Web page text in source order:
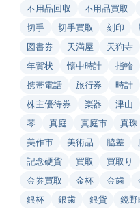
不用品回収
不用品買取
切手
切手買取 刻印
図書券
天満屋 天狗寺
年賀状
懐中時計 指輪
携帯電話
旅行券 時計
株主優待券
楽器 津山
琴
真庭 真庭市 真珠
美作市
美術品 脇差
記念硬貨
買取 買取り
金券買取
金杯 金歯
銀杯
銀歯 銀貨 鏡